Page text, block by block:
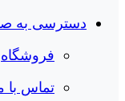
دسترسی به
فروشگاه
تماس با